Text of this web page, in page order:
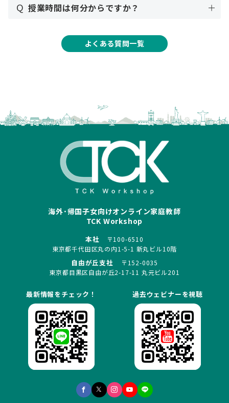
Q 授業時間は何分からですか？
よくある質問一覧
海外･帰国子女向けオンライン家庭教師
TCK Workshop
本社
〒100-6510
東京都千代田区丸の内1-5-1 新丸ビル10階
自由が丘支社
〒152-0035
東京都目黒区自由が丘2-17-11 丸元ビル201
最新情報をチェック！ 過去ウェビナーを視聴